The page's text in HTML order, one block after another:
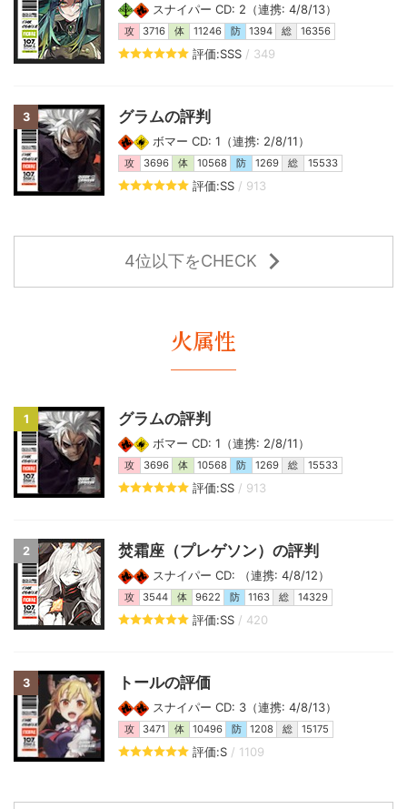
スナイパー CD: 2（連携: 4/8/13）
攻 3716 体 11246 防 1394 総 16356
評価:SSS / 349
3 グラムの評判
ボマー CD: 1（連携: 2/8/11）
攻 3696 体 10568 防 1269 総 15533
評価:SS / 913
4位以下をCHECK
火属性
1 グラムの評判
ボマー CD: 1（連携: 2/8/11）
攻 3696 体 10568 防 1269 総 15533
評価:SS / 913
2 焚霜座（プレゲソン）の評判
スナイパー CD: （連携: 4/8/12）
攻 3544 体 9622 防 1163 総 14329
評価:SS / 420
3 トールの評価
スナイパー CD: 3（連携: 4/8/13）
攻 3471 体 10496 防 1208 総 15175
評価:S / 1109